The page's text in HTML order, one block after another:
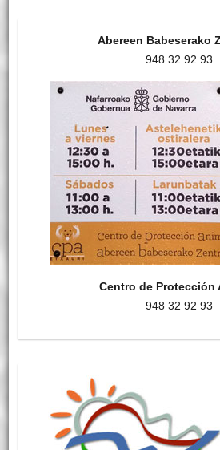
Abereen Babeserako
948 32 92 93
Centro de Protección
948 32 92 93